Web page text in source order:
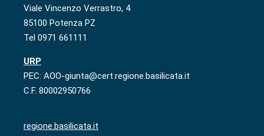
Viale Vincenzo Verrastro, 4
85100 Potenza PZ
Tel 0971 661111
URP
PEC: AOO-giunta@cert.regione.basilicata.it
C.F. 80002950766
regione.basilicata.it